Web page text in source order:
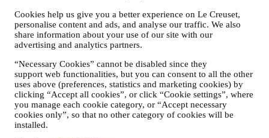
Cookies help us give you a better experience on Le Creuset,
personalise content and ads, and analyse our traffic. We also
share information about your use of our site with our
advertising and analytics partners.
“Necessary Cookies” cannot be disabled since they
support web functionalities, but you can consent to all the other
uses above (preferences, statistics and marketing cookies) by
clicking “Accept all cookies”, or click “Cookie settings”, where
you manage each cookie category, or “Accept necessary
cookies only”, so that no other category of cookies will be
installed.
marketing.
En caso de que haya comprado uno de nuestros productos, podemos
enviar un correo electrónico solicitando la opinión sobre sus
nuestros clientes (si desean proporcionar dicha información) para
mejorar constantemente nuestros productos y servicios. Al final del
proceso de compra, también podemos invitarle a escribir su opinión
del producto. La opinión no es obligatoria, y usted es libre de
enviarla o no.
REORIENTACIÓN / ADAPTACIÓN DE NUESTRAS